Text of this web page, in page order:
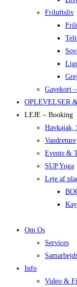
Friluftsliv
Grej
Gavekort
OPLEVELSER
LEJE – Booking
Havkajak,
Vandreture
Events &
SUP Yoga
Leje af
Om Os
Services
Info
Video &